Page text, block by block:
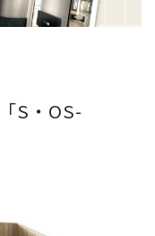
S・OS-